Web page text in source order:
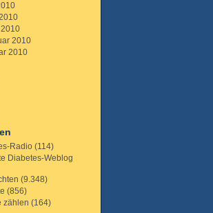
2010
2010
2010
Radio (114)
Diabetes-Weblog
(9.348)
(856)
zählen (164)